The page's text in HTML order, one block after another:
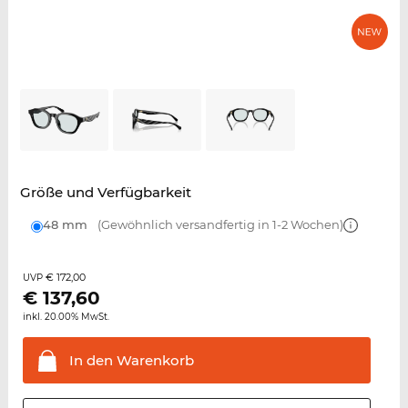
Größe und Verfügbarkeit
48 mm (Gewöhnlich versandfertig in 1-2 Wochen)
UVP € 172,00
€ 137,60
inkl. 20.00% MwSt.
In den Warenkorb